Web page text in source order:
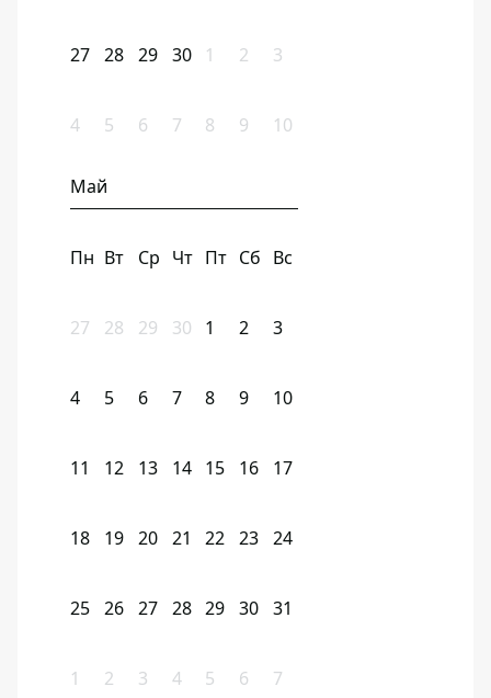
27 28 29 30 1 2 3
4 5 6 7 8 9 10
Май
Пн Вт Ср Чт Пт Сб Вс
27 28 29 30 1 2 3
4 5 6 7 8 9 10
11 12 13 14 15 16 17
18 19 20 21 22 23 24
25 26 27 28 29 30 31
1 2 3 4 5 6 7